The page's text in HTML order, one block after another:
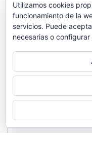
Utilizamos cookies
funcionamiento de la
servicios. Puede
necesarias o